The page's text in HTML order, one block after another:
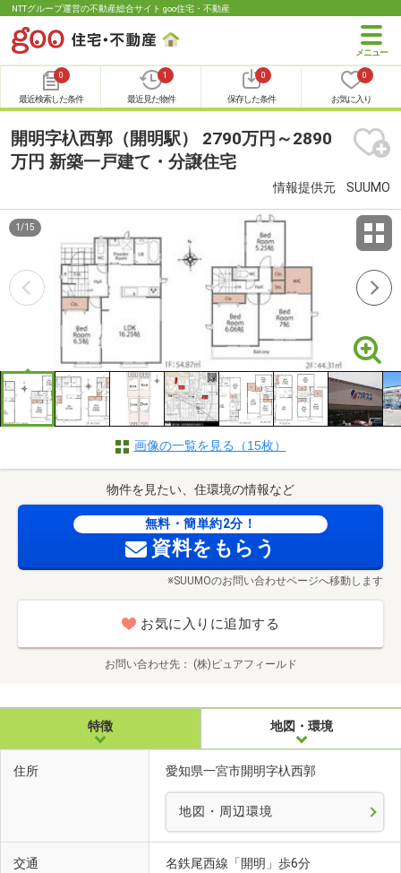
NTTグループ運営の不動産総合サイト goo住宅・不動産
0
最近検索した条件
1
最近見た物件
0
保存した条件
0
お気に入り
開明字杁西郭（開明駅） 2790万円～2890
万円 新築一戸建て・分譲住宅
情報提供元 SUUMO
1 /15
画像の一覧を見る（15枚）
物件を見たい、住環境の情報など
無料・簡単約2分！
資料をもらう
※SUUMOのお問い合わせページへ移動します
お気に入りに追加する
お問い合わせ先 (株)ピュアフィールド
特徴 地図・環境
住所 愛知県一宮市開明字杁西郭
地図・周辺環境
交通
名鉄尾西線「開明」歩6分